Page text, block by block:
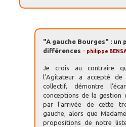
"A gauche Bourges" : un
différences - philippe
Je crois au contraire
l’Agitateur a accepté
collectif, démontre
conceptions de la gestion
par l’arrivée de cette
gauche, alors que
propositions de notre